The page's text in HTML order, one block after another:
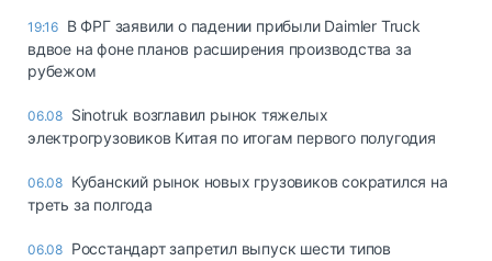
19:16 В ФРГ заявили о падении прибыли Daimler Truck
вдвое на фоне планов расширения производства за
рубежом
06.08 Sinotruk возглавил рынок тяжелых
электрогрузовиков Китая по итогам первого полугодия
06.08 Кубанский рынок новых грузовиков сократился на
треть за полгода
06.08 Росстандарт запретил выпуск шести типов